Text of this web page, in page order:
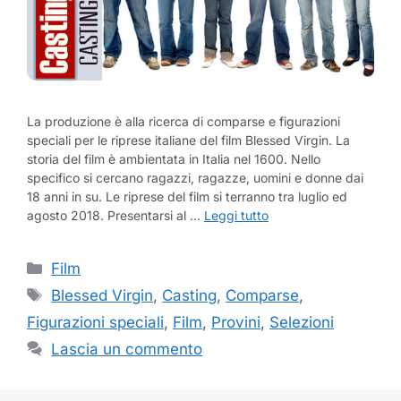
La produzione è alla ricerca di comparse e figurazioni
speciali per le riprese italiane del film Blessed Virgin. La
storia del film è ambientata in Italia nel 1600. Nello
specifico si cercano ragazzi, ragazze, uomini e donne dai
18 anni in su. Le riprese del film si terranno tra luglio ed
agosto 2018. Presentarsi al … Leggi tutto
Categorie
Film
Tag
Blessed Virgin, Casting, Comparse,
Figurazioni speciali, Film, Provini, Selezioni
Lascia un commento